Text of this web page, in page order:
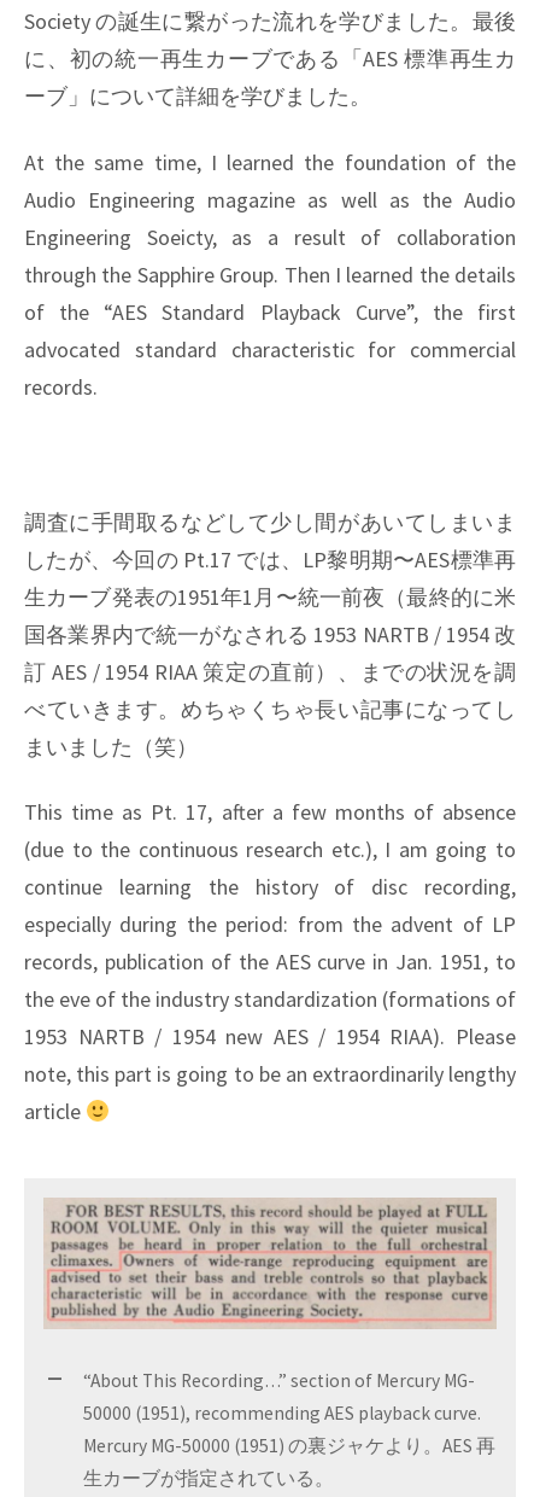
Society の誕生に繋がった流れを学びました。最後
に、初の統一再生カーブである「AES 標準再生カ
ーブ」について詳細を学びました。
At the same time, I learned the foundation of the
Audio Engineering magazine as well as the Audio
Engineering Soeicty, as a result of collaboration
through the Sapphire Group. Then I learned the details
of the “AES Standard Playback Curve”, the first
advocated standard characteristic for commercial
records.
調査に手間取るなどして少し間があいてしまいま
したが、今回の Pt.17 では、LP黎明期〜AES標準再
生カーブ発表の1951年1月〜統一前夜（最終的に米
国各業界内で統一がなされる 1953 NARTB / 1954 改
訂 AES / 1954 RIAA 策定の直前）、までの状況を調
べていきます。めちゃくちゃ長い記事になってし
まいました（笑）
This time as Pt. 17, after a few months of absence
(due to the continuous research etc.), I am going to
continue learning the history of disc recording,
especially during the period: from the advent of LP
records, publication of the AES curve in Jan. 1951, to
the eve of the industry standardization (formations of
1953 NARTB / 1954 new AES / 1954 RIAA). Please
note, this part is going to be an extraordinarily lengthy
article
“About This Recording…” section of Mercury MG-
50000 (1951), recommending AES playback curve.
Mercury MG-50000 (1951) の裏ジャケより。AES 再
生カーブが指定されている。